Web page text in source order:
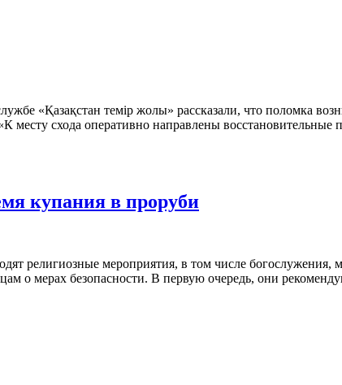
«Қазақстан темір жолы» рассказали, что поломка
месту схода оперативно направлены восстановительные
купания в проруби
религиозные мероприятия, в том числе богослужения,
о мерах безопасности. В первую очередь, они